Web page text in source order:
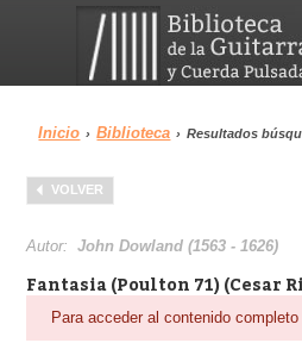
Menu
Biblioteca
Inicio › Biblioteca › Resultados
VOLVER
Autor:John Dowland (1563 - 1626)
Fantasia (Poulton 71) (Cesar
Para acceder al contenido